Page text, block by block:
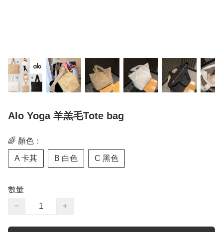
Alo Yoga 羊羔毛Tote bag
🌈 顏色：
A 卡其 B 白色 C 黑色
數量
−
+